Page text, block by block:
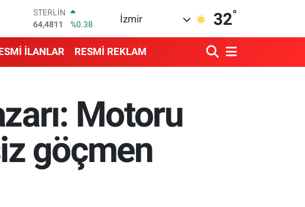
64,4811
%0.38
GRAM ALTIN
6660.55
%0.03
BİST100
47,7436
%0.18
EURO
İzmir 32°
İLANLAR RESMİ REKLAM
Motoru
göçmen